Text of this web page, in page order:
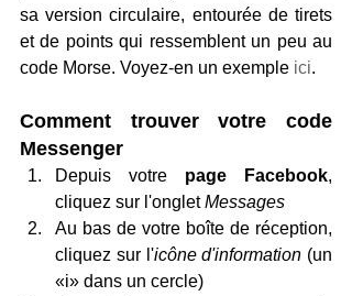
sa version circulaire, entourée de tirets
et de points qui ressemblent un peu au
code Morse. Voyez-en un exemple ici.
Comment trouver votre code
Messenger
Depuis votre page Facebook,
cliquez sur l'onglet Messages
Au bas de votre boîte de réception,
cliquez sur l'icône d'information (un
«i» dans un cercle)